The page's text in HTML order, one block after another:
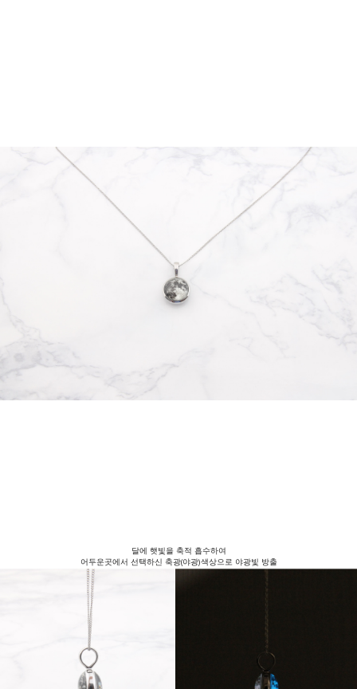
달에 햇빛을 축적 흡수하여
어두운곳에서 선택하신 축광(야광)색상으로 야광빛 방출